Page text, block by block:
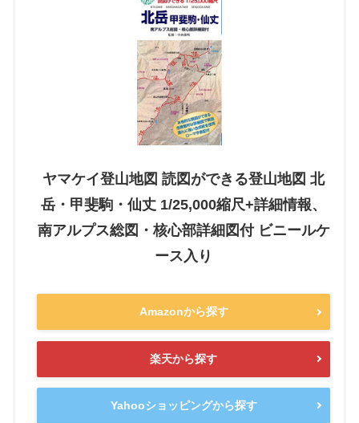
ヤマケイ登山地図 読図ができる登山地図 北
岳・甲斐駒・仙丈 1/25,000縮尺+詳細情報、
南アルプス総図・核心部詳細図付 ビニールケ
ース入り
Amazonから探す
楽天から探す
Yahooショッピングから探す